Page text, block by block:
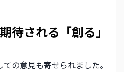
待される「創る」
の意見も寄せられました。